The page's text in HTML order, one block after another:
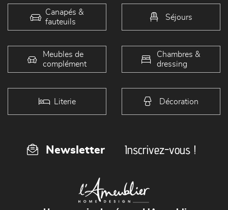
Canapés &
fauteuils
Séjours
Meubles de
complément
Chambres &
dressing
Literie Décoration
Newsletter Inscrivez-vous !